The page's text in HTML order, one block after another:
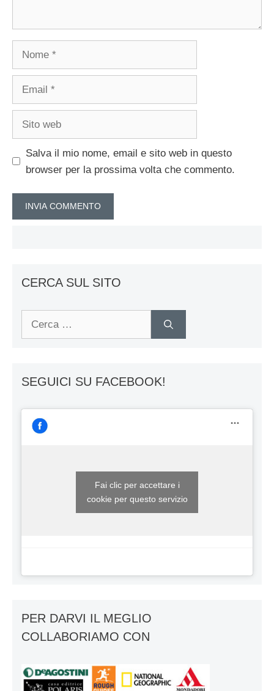
Salva il mio nome, email e sito web in questo
browser per la prossima volta che commento.
CERCA SUL SITO
Ricerca
SEGUICI SU FACEBOOK!
Fai clic per accettare i
cookie per questo servizio
PER DARVI IL MEGLIO
COLLABORIAMO CON